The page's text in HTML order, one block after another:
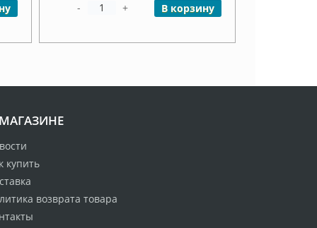
- + В корзину
купить
возврата товара